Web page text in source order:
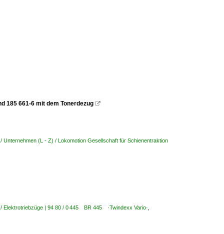
185 661-6 mit dem Tonerdezug 
Unternehmen (L - Z) / Lokomotion Gesellschaft für Schienentraktion
Elektrotriebzüge | 94 80 / 0 445 BR 445 ·Twindexx Vario·